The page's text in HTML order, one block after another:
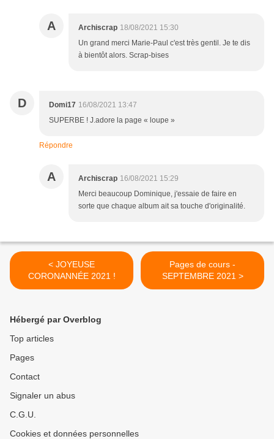
A Archiscrap 18/08/2021 15:30
Un grand merci Marie-Paul c'est très gentil. Je te dis
à bientôt alors. Scrap-bises
D Domi17 16/08/2021 13:47
SUPERBE ! J.adore la page « loupe »
Répondre
A Archiscrap 16/08/2021 15:29
Merci beaucoup Dominique, j'essaie de faire en
sorte que chaque album ait sa touche d'originalité.
< JOYEUSE
CORONANNÉE 2021 !
Pages de cours -
SEPTEMBRE 2021 >
Hébergé par Overblog
Top articles
Pages
Contact
Signaler un abus
C.G.U.
Cookies et données personnelles